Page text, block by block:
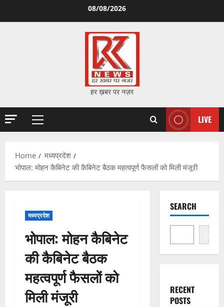
08/08/2026
हर ख़बर पर नज़र
Primary
LIVE
Home
मध्यप्रदेश
भोपाल: मोहन कैबिनेट की कैबिनेट बैठक महत्वपूर्ण फैसलों को मिली मंजूरी
मध्यप्रदेश
भोपाल: मोहन कैबिनेट
की कैबिनेट बैठक
महत्वपूर्ण फैसलों को
मिली मंजूरी
SEARCH
Search
RECENT
POSTS